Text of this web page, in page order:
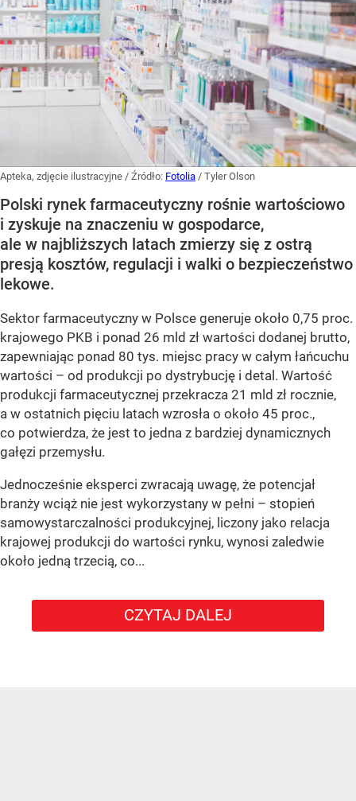
Apteka, zdjęcie ilustracyjne / Źródło: Fotolia / Tyler Olson
Polski rynek farmaceutyczny rośnie wartościowo
i zyskuje na znaczeniu w gospodarce,
ale w najbliższych latach zmierzy się z ostrą
presją kosztów, regulacji i walki o bezpieczeństwo
lekowe.
Sektor farmaceutyczny w Polsce generuje około 0,75 proc.
krajowego PKB i ponad 26 mld zł wartości dodanej brutto,
zapewniając ponad 80 tys. miejsc pracy w całym łańcuchu
wartości – od produkcji po dystrybucję i detal. Wartość
produkcji farmaceutycznej przekracza 21 mld zł rocznie,
a w ostatnich pięciu latach wzrosła o około 45 proc.,
co potwierdza, że jest to jedna z bardziej dynamicznych
gałęzi przemysłu.
Jednocześnie eksperci zwracają uwagę, że potencjał
branży wciąż nie jest wykorzystany w pełni – stopień
samowystarczalności produkcyjnej, liczony jako relacja
krajowej produkcji do wartości rynku, wynosi zaledwie
około jedną trzecią, co...
CZYTAJ DALEJ